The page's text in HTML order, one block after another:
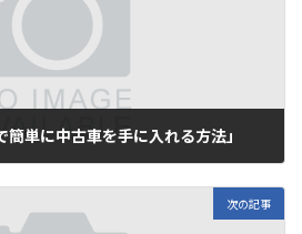
簡単に中古車を手に入れる方法」
次の記事